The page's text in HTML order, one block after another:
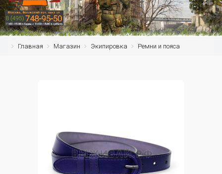
Главная Магазин Экипировка Ремни и пояса